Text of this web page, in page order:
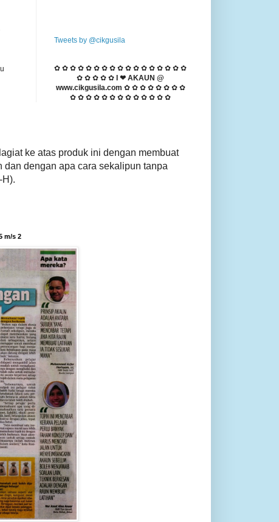
Tweets by @cikgusila
✿ ✿ ✿ ✿ ✿ ✿ ✿ ✿ ✿ ✿ ✿ ✿ ✿ ✿ ✿ ✿ ✿
✿ ✿ ✿ ✿ ✿
I ❤ AKAUN @
www.cikgusila.com ✿ ✿ ✿ ✿ ✿ ✿ ✿ ✿
✿ ✿ ✿ ✿ ✿ ✿ ✿ ✿ ✿ ✿ ✿ ✿ ✿
ke atas produk ini dengan membuat
dengan apa cara sekalipun tanpa
m/s 2